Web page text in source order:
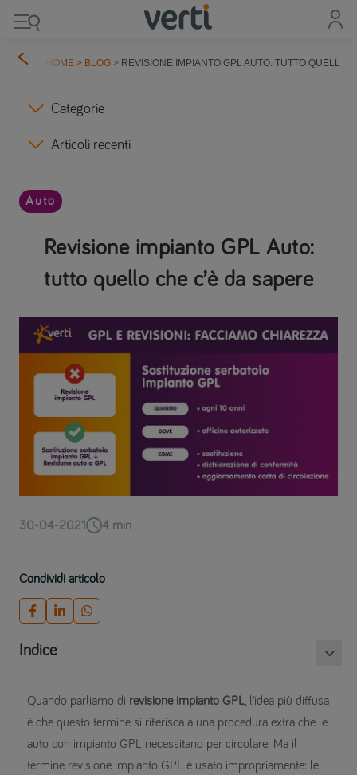
HOME > BLOG > REVISIONE IMPIANTO GPL AUTO: TUTTO QUELLO
Categorie
Articoli recenti
Revisione impianto GPL Auto:
tutto quello che c’è da sapere
Auto
30-04-2021 4 min
Condividi articolo
Indice
Quando parliamo di revisione impianto GPL , l’idea più diffusa
è che questo termine si riferisca a una procedura extra che le
auto con impianto GPL necessitano per circolare. Ma il
termine revisione impianto GPL è usato impropriamente: le